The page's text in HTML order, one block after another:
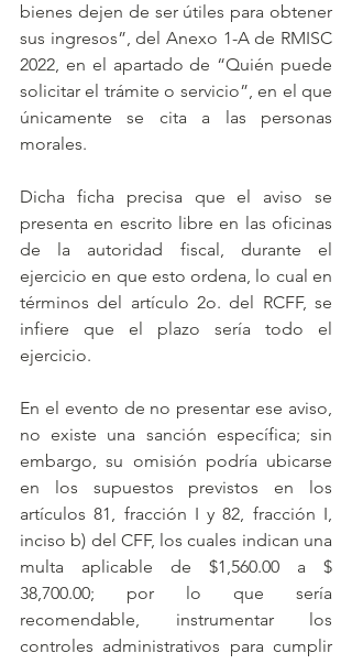
bienes dejen de ser útiles para obtener
sus ingresos”, del Anexo 1-A de RMISC
2022, en el apartado de “Quién puede
solicitar el trámite o servicio”, en el que
únicamente se cita a las personas
morales.
Dicha ficha precisa que el aviso se
presenta en escrito libre en las oficinas
de la autoridad fiscal, durante el
ejercicio en que esto ordena, lo cual en
términos del artículo 2o. del RCFF, se
infiere que el plazo sería todo el
ejercicio.
En el evento de no presentar ese aviso,
no existe una sanción específica; sin
embargo, su omisión podría ubicarse
en los supuestos previstos en los
artículos 81, fracción I y 82, fracción I,
inciso b) del CFF, los cuales indican una
multa aplicable de $1,560.00 a $
38,700.00; por lo que sería
recomendable, instrumentar los
controles administrativos para cumplir